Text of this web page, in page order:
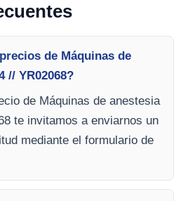
de Máquinas de
// YR02068?
de Máquinas de anestesia
te invitamos a enviarnos un
mediante el formulario de